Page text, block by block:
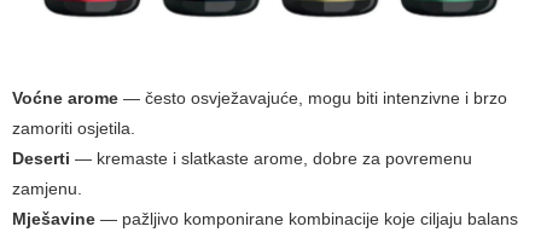
Voćne arome — često osvježavajuće, mogu biti intenzivne i brzo
zamoriti osjetila.
Deserti — kremaste i slatkaste arome, dobre za povremenu
zamjenu.
Mješavine — pažljivo komponirane kombinacije koje ciljaju balans